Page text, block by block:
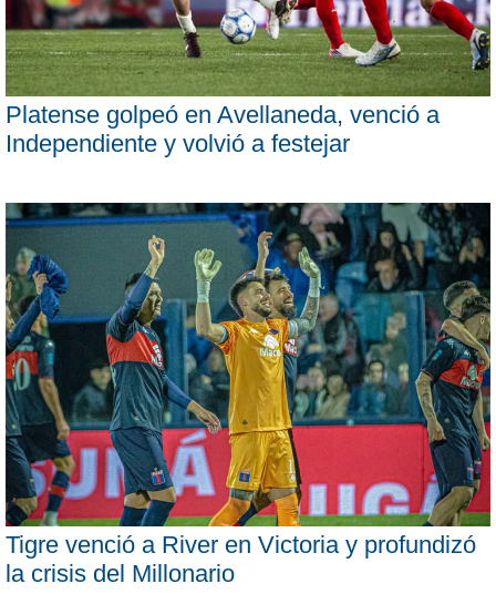
Platense golpeó en Avellaneda, venció a
Independiente y volvió a festejar
Tigre venció a River en Victoria y profundizó
la crisis del Millonario